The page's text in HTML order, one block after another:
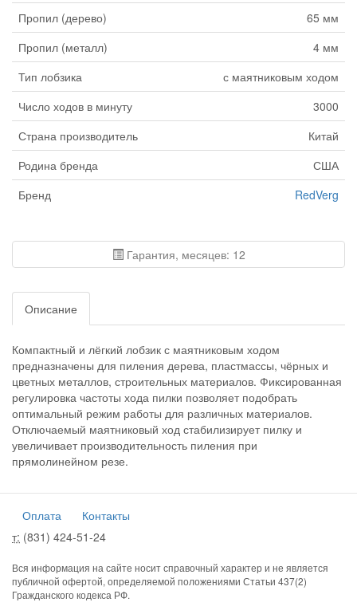
Пропил (дерево)
65 мм
Пропил (металл)
4 мм
Тип лобзика
с маятниковым ходом
Число ходов в минуту
3000
Страна производитель
Китай
Родина бренда
США
Бренд
RedVerg
Гарантия, месяцев: 12
Описание
Компактный и лёгкий лобзик с маятниковым ходом
предназначены для пиления дерева, пластмассы, чёрных и
цветных металлов, строительных материалов. Фиксированная
регулировка частоты хода пилки позволяет подобрать
оптимальный режим работы для различных материалов.
Отключаемый маятниковый ход стабилизирует пилку и
увеличивает производительность пиления при
прямолинейном резе.
Оплата
Контакты
т: (831) 424-51-24
Вся информация на сайте носит справочный характер и не является
публичной офертой, определяемой положениями Статьи 437(2)
Гражданского кодекса РФ.